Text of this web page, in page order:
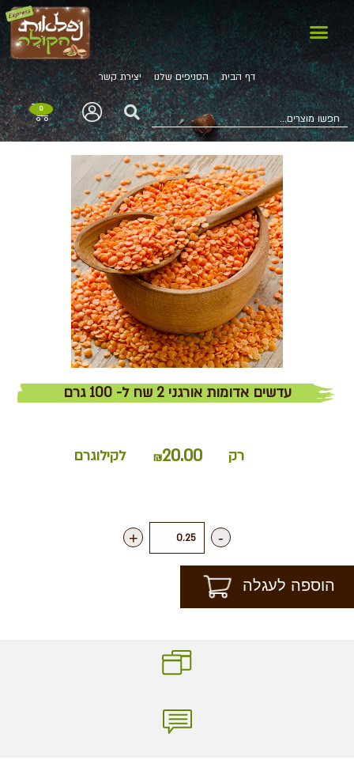
דף הבית הסניפים שלנו יצירת קשר
0
עדשים אדומות אורגני 2 שח ל- 100 גרם
רק ₪20.00 לקילוגרם
-
+
הוספה לעגלה